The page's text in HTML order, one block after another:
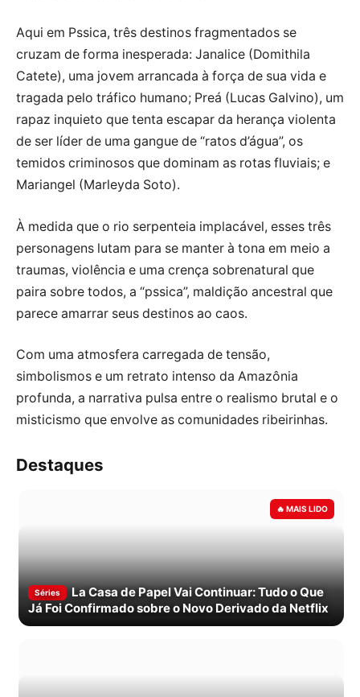
Aqui em Pssica, três destinos fragmentados se
cruzam de forma inesperada: Janalice (Domithila
Catete), uma jovem arrancada à força de sua vida e
tragada pelo tráfico humano; Preá (Lucas Galvino), um
rapaz inquieto que tenta escapar da herança violenta
de ser líder de uma gangue de “ratos d’água”, os
temidos criminosos que dominam as rotas fluviais; e
Mariangel (Marleyda Soto).
À medida que o rio serpenteia implacável, esses três
personagens lutam para se manter à tona em meio a
traumas, violência e uma crença sobrenatural que
paira sobre todos, a “pssica”, maldição ancestral que
parece amarrar seus destinos ao caos.
Com uma atmosfera carregada de tensão,
simbolismos e um retrato intenso da Amazônia
profunda, a narrativa pulsa entre o realismo brutal e o
misticismo que envolve as comunidades ribeirinhas.
Destaques
Séries
La Casa de Papel Vai Continuar: Tudo o Que
Já Foi Confirmado sobre o Novo Derivado da Netflix